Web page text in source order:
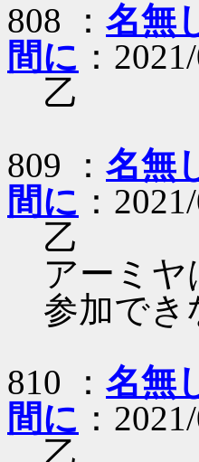
808 ： 名無
間に ：
乙
809 ： 名無
間に ：
乙
アーミ
参加でき
810 ： 名無
間に ：